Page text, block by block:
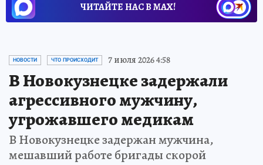
ЧИТАЙТЕ НАС В МАХ!
НОВОСТИ ЧТО ПРОИСХОДИТ 7 июля 2026 4:58
В Новокузнецке задержали
агрессивного мужчину,
угрожавшего медикам
В Новокузнецке задержан мужчина,
мешавший работе бригады скорой